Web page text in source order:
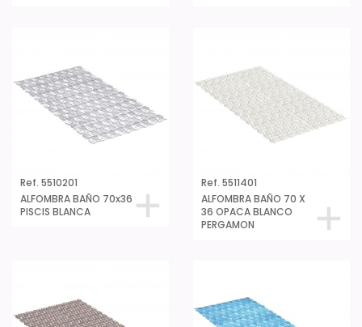
Ref. 5510201
ALFOMBRA BAÑO 70x36
PISCIS BLANCA
Ref. 5511401
ALFOMBRA BAÑO 70 X
36 OPACA BLANCO
PERGAMON